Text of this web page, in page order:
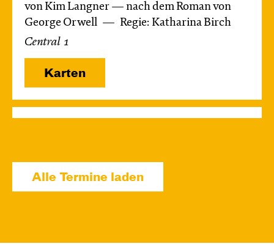
von Kim Langner — nach dem Roman von
George Orwell
Regie: Katharina Birch
Central 1
Karten
1984 – Dystopie 2.0
von Kim Langner — nach dem Roman von
Alle Termine laden